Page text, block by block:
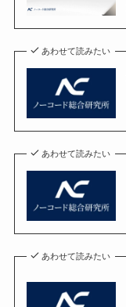
あわせて読みたい
あわせて読みたい
あわせて読みたい